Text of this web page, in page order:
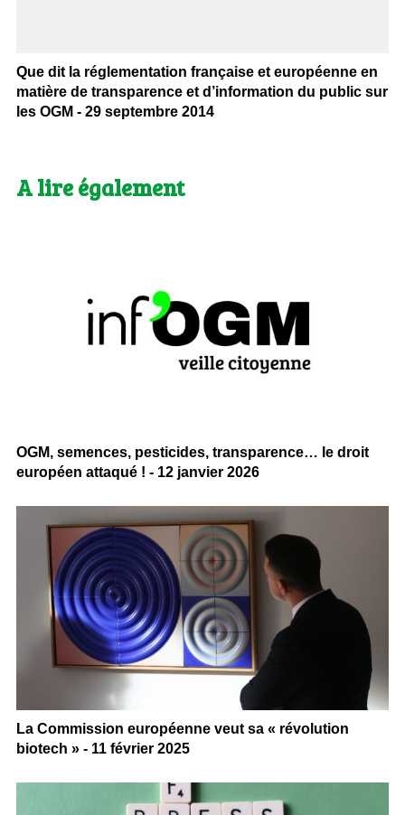
Que dit la réglementation française et européenne en
matière de transparence et d’information du public sur
les OGM - 29 septembre 2014
A lire également
OGM, semences, pesticides, transparence… le droit
européen attaqué ! - 12 janvier 2026
La Commission européenne veut sa « révolution
biotech » - 11 février 2025